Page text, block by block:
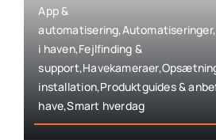
App &
i haven,Fejlfinding &
installation,Produktguides &
have,Smart hverdag